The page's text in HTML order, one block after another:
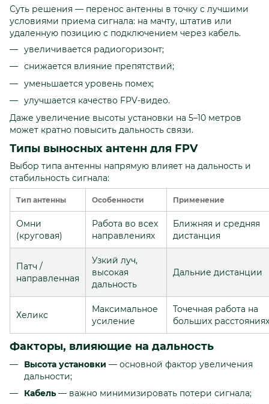
Суть решения — перенос антенны в точку с лучшими
условиями приема сигнала: на мачту, штатив или
удаленную позицию с подключением через кабель.
увеличивается радиогоризонт;
снижается влияние препятствий;
уменьшается уровень помех;
улучшается качество FPV-видео.
Даже увеличение высоты установки на 5–10 метров
может кратно повысить дальность связи.
Типы выносных антенн для FPV
Выбор типа антенны напрямую влияет на дальность и
стабильность сигнала:
Тип антенны Особенности Применение
Омни
(круговая)
Работа во всех
направлениях
Ближняя и средняя
дистанция
Патч /
направленная
Узкий луч,
высокая
дальность
Дальние дистанции
Хеликс
Максимальное
усиление
Точечная работа на
больших расстояниях
Факторы, влияющие на дальность
Высота установки — основной фактор увеличения
дальности;
Кабель — важно минимизировать потери сигнала;